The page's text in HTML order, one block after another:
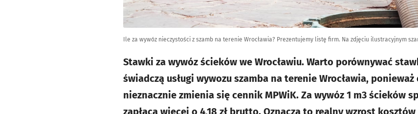
Ile za wywóz nieczystości z szamb na terenie Wrocławia? Prezentujemy listę firm. Na zdjęciu ilustracyjnym
Stawki za wywóz ścieków we Wrocławiu. Warto porównywać
świadczą usługi wywozu szamba na terenie Wrocławia,
nieznacznie zmienia się cennik MPWiK. Za wywóz 1 m3 ścieków
zapłacą więcej o 4,18 zł brutto. Oznacza to realny wzrost